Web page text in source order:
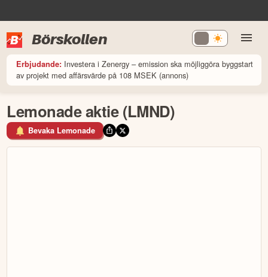
Börskollen
Erbjudande: Investera i Zenergy – emission ska möjliggöra byggstart
av projekt med affärsvärde på 108 MSEK (annons)
Lemonade aktie (LMND)
Bevaka Lemonade